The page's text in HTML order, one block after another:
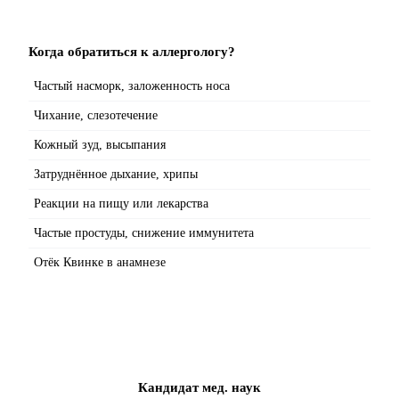
Когда обратиться к аллергологу?
Частый насморк, заложенность носа
Чихание, слезотечение
Кожный зуд, высыпания
Затруднённое дыхание, хрипы
Реакции на пищу или лекарства
Частые простуды, снижение иммунитета
Отёк Квинке в анамнезе
Кандидат мед. наук